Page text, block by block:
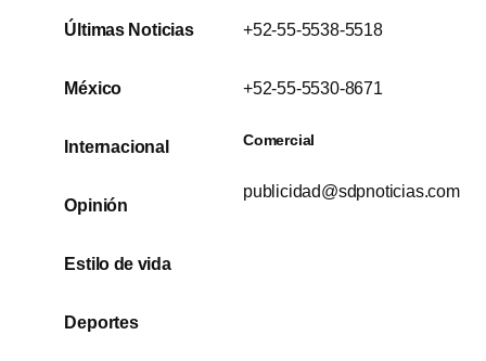
Últimas Noticias
México
Internacional
Opinión
Estilo de vida
Deportes
+52-55-5538-5518
+52-55-5530-8671
Comercial
publicidad@sdpnoticias.com